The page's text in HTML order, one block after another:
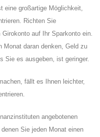
eine großartige Möglichkeit,
Richten Sie
auf Ihr Sparkonto ein.
Monat daran denken, Geld zu
Sie es ausgeben, ist geringer.
fällt es Ihnen leichter,
angebotenen
Sie jeden Monat einen